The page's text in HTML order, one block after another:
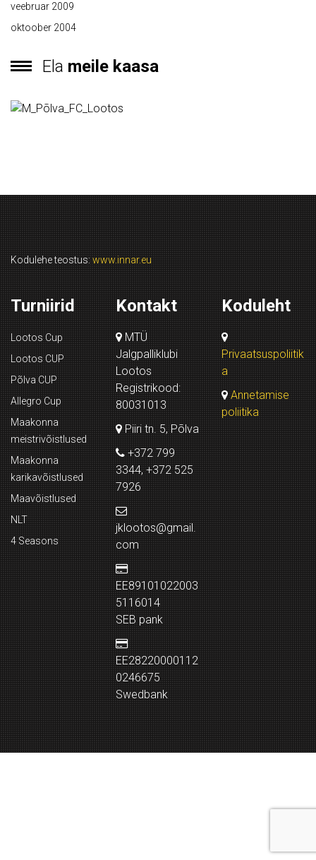
veebruar 2009
oktoober 2004
Ela meile kaasa
Kodulehe teostus: www.innar.eu
Turniirid
Lootos Cup
Lootos CUP
Põlva CUP
Allegro Cup
Maakonna
meistrivõistlused
Maakonna
karikavõistlused
Maavõistlused
NLT
4 Seasons
Kontakt
MTÜ
Jalgpalliklubi
Lootos
Registrikood:
80031013
Piiri tn. 5, Põlva
+372 799
3344, +372 525
7926
jklootos@gmail.
com
EE89101022003
5116014
SEB pank
EE28220000112
0246675
Swedbank
Koduleht
Privaatsuspoliitik
a
Annetamise
poliitika